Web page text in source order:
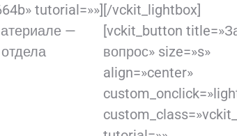
tutorial=»»][/vckit_lightbox]
—
[vckit_button
вопрос» size=»s»
align=»center»